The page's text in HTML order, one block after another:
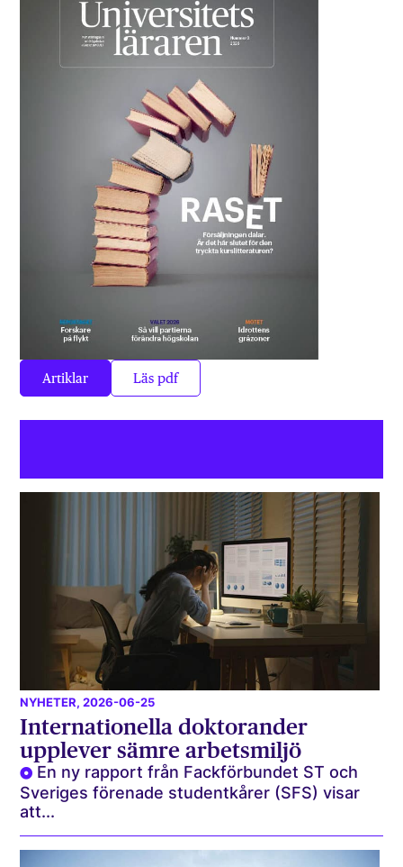
Artiklar Läs pdf
NYHETER, 2026-06-25
Internationella doktorander
upplever sämre arbetsmiljö
En ny rapport från Fackförbundet ST och
Sveriges förenade studentkårer (SFS) visar
att...